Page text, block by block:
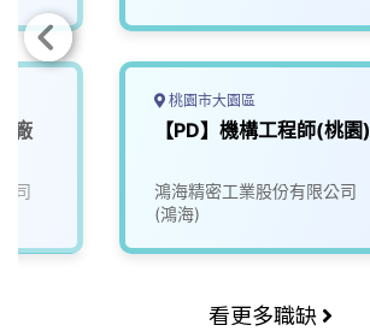
廠
司
桃園市大園區
【PD】機構工程師(桃園)
鴻海精密工業股份有限公司
(鴻海)
看更多職缺